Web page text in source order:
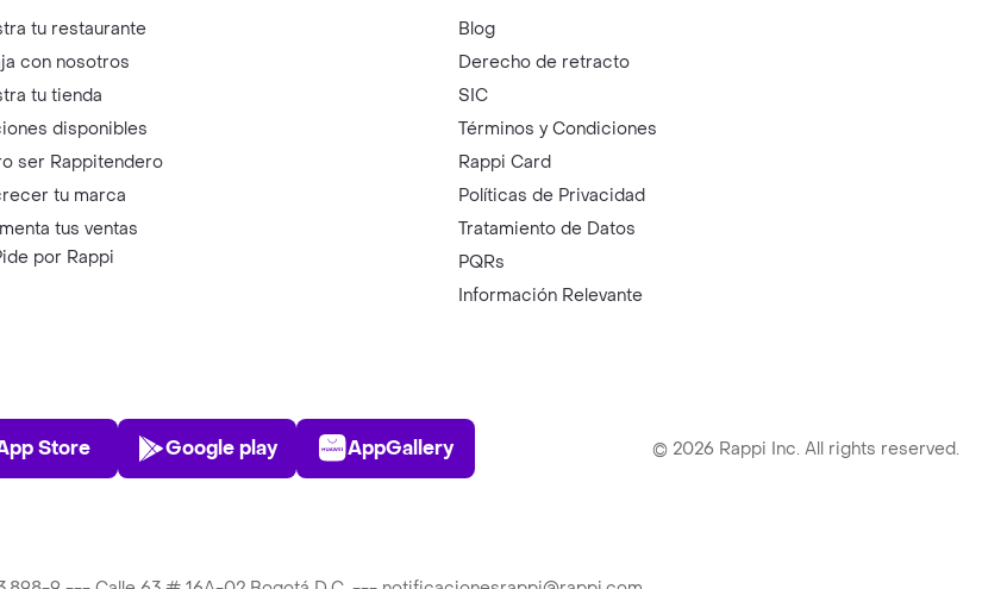
tu restaurante
con nosotros
tu tienda
disponibles
ser Rappitendero
tu marca
tus ventas
por Rappi
Blog
Derecho de retracto
SIC
Términos y Condiciones
Rappi Card
Políticas de Privacidad
Tratamiento de Datos
PQRs
Información Relevante
App Store
Store
Play Store
Google play
AppGallery
AppGallery © 2026 Rappi Inc. All rights reserved.